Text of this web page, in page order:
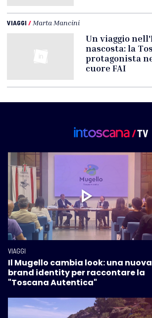
VIAGGI / Marta Mancini
Un viaggio
nascosta: la
protagonista
cuore FAI
VIAGGI
Il Mugello cambia look: una nuova
brand identity per raccontare la
"Toscana Autentica"